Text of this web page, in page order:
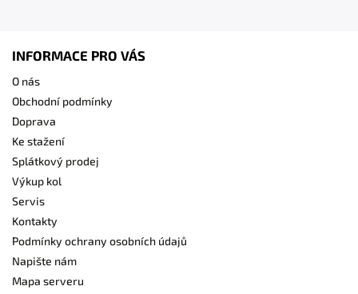
INFORMACE PRO VÁS
O nás
Obchodní podmínky
Doprava
Ke stažení
Splátkový prodej
Výkup kol
Servis
Kontakty
Podmínky ochrany osobních údajů
Napište nám
Mapa serveru